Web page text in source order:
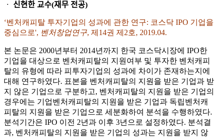
ᆞ 신현한 교수(재무 전공)
‘벤처캐피탈 투자기업의 성과에 관한 연구: 코스닥 IPO 기업을
중심으로', 벤처창업연구, 제14권 제2호, 2019.04.
본 논문은 2000년부터 2014년까지 한국 코스닥시장에 IPO한
기업을 대상으로 벤처캐피탈의 지원여부 및 투자한 벤처캐피
탈의 유형에 따라 피투자기업의 성과에 차이가 존재하는지에
대해 연구하였다. 표본을 벤처캐피탈의 지원을 받은 기업과 받
지 않은 기업으로 구분하고, 벤처캐피탈의 지원을 받은 기업의
경우에는 기업벤처캐피탈의 지원을 받은 기업과 독립벤처캐
피탈의 지원을 받은 기업으로 세분화하여 분석을 수행하였다.
분석기간은 IPO 이전 2년과 이후 3년으로 설정하였다. 분석결
과, 벤처캐피탈의 지원을 받은 기업의 성과는 지원을 받지 않